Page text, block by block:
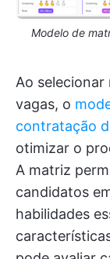
Modelo de
Ao
vagas, o
contratação
otimizar o
A matriz
candidatos
habilidades